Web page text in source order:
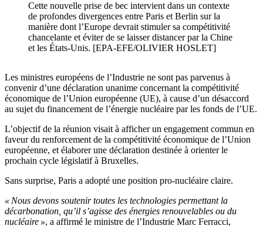
Cette nouvelle prise de bec intervient dans un contexte
de profondes divergences entre Paris et Berlin sur la
manière dont l’Europe devrait stimuler sa compétitivité
chancelante et éviter de se laisser distancer par la Chine
et les États-Unis. [EPA-EFE/OLIVIER HOSLET]
Les ministres européens de l’Industrie ne sont pas parvenus à
convenir d’une déclaration unanime concernant la compétitivité
économique de l’Union européenne (UE), à cause d’un désaccord
au sujet du financement de l’énergie nucléaire par les fonds de l’UE.
L’objectif de la réunion visait à afficher un engagement commun en
faveur du renforcement de la compétitivité économique de l’Union
européenne, et élaborer une déclaration destinée à orienter le
prochain cycle législatif à Bruxelles.
Sans surprise, Paris a adopté une position pro-nucléaire claire.
« Nous devons soutenir toutes les technologies permettant la
décarbonation, qu’il s’agisse des énergies renouvelables ou du
nucléaire », a affirmé le ministre de l’Industrie Marc Ferracci,